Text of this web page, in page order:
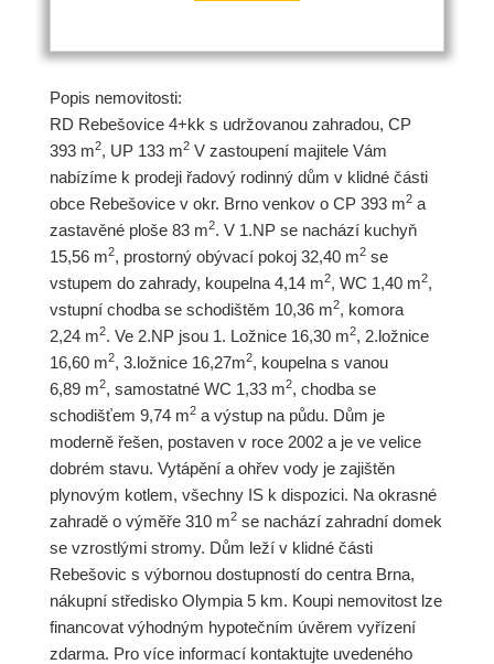
Popis nemovitosti:
RD Rebešovice 4+kk s udržovanou zahradou, CP
393 m2, UP 133 m2 V zastoupení majitele Vám
nabízíme k prodeji řadový rodinný dům v klidné části
obce Rebešovice v okr. Brno venkov o CP 393 m2 a
zastavěné ploše 83 m2. V 1.NP se nachází kuchyň
15,56 m2, prostorný obývací pokoj 32,40 m2 se
vstupem do zahrady, koupelna 4,14 m2, WC 1,40 m2,
vstupní chodba se schodištěm 10,36 m2, komora
2,24 m2. Ve 2.NP jsou 1. Ložnice 16,30 m2, 2.ložnice
16,60 m2, 3.ložnice 16,27m2, koupelna s vanou
6,89 m2, samostatné WC 1,33 m2, chodba se
schodišťem 9,74 m2 a výstup na půdu. Dům je
moderně řešen, postaven v roce 2002 a je ve velice
dobrém stavu. Vytápění a ohřev vody je zajištěn
plynovým kotlem, všechny IS k dispozici. Na okrasné
zahradě o výměře 310 m2 se nachází zahradní domek
se vzrostlými stromy. Dům leží v klidné části
Rebešovic s výbornou dostupností do centra Brna,
nákupní středisko Olympia 5 km. Koupi nemovitost lze
financovat výhodným hypotečním úvěrem vyřízení
zdarma. Pro více informací kontaktujte uvedeného